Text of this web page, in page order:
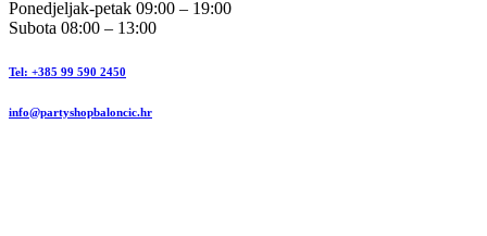
Ponedjeljak-petak 09:00 – 19:00
Subota 08:00 – 13:00
Tel: +385 99 590 2450
info@partyshopbaloncic.hr